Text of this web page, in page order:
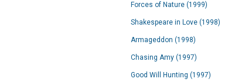
Forces of Nature (1999)
Shakespeare in Love (1998)
Armageddon (1998)
Chasing Amy (1997)
Good Will Hunting (1997)